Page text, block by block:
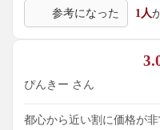
参考になった 1人
ぴんきー さん
都心から近い割に価格が